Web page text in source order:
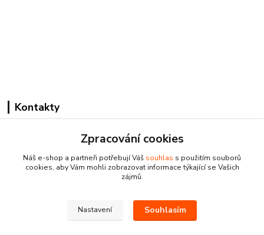
Kontakty
+420 224 818 812
Po-Pá: 8:00-18:00 hod.
Zpracování cookies
Náš e-shop a partneři potřebují Váš souhlas s použitím souborů
cookies, aby Vám mohli zobrazovat informace týkající se Vašich
zájmů.
Nastavení Souhlasím